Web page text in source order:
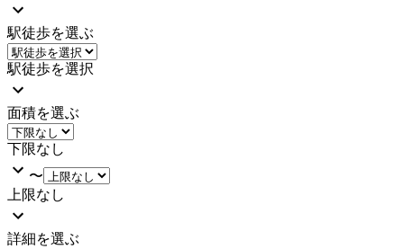
駅徒歩を選ぶ
駅徒歩を選択
面積を選ぶ
下限なし
〜
上限なし
詳細を選ぶ